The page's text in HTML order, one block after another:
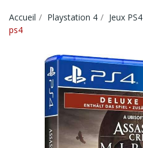
Accueil Playstation 4 Jeux PS4
ps4